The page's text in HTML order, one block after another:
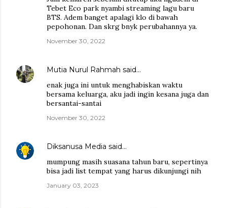
Tebet Eco park nyambi streaming lagu baru
BTS. Adem banget apalagi klo di bawah
pepohonan. Dan skrg bnyk perubahannya ya.
November 30, 2022
Mutia Nurul Rahmah said…
enak juga ini untuk menghabiskan waktu
bersama keluarga, aku jadi ingin kesana juga dan
bersantai-santai
November 30, 2022
Diksanusa Media said…
mumpung masih suasana tahun baru, sepertinya
bisa jadi list tempat yang harus dikunjungi nih
January 03, 2023